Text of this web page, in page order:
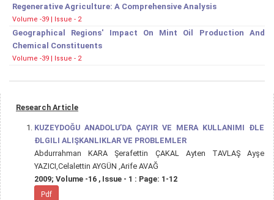
Regenerative Agriculture: A Comprehensive Analysis
Volume -39 | Issue - 2
Geographical Regions' Impact On Mint Oil Production And
Chemical Constituents
Volume -39 | Issue - 2
Research Article
KUZEYDOĞU ANADOLU’DA ÇAYIR VE MERA KULLANIMI ĐLE
ĐLGILI ALIŞKANLIKLAR VE PROBLEMLER
Abdurrahman KARA Şerafettin ÇAKAL Ayten TAVLAŞ Ayşe
YAZICI,Celalettin AYGÜN ,Arife AVAĞ
2009; Volume -16 , Issue - 1 : Page: 1-12
Pdf